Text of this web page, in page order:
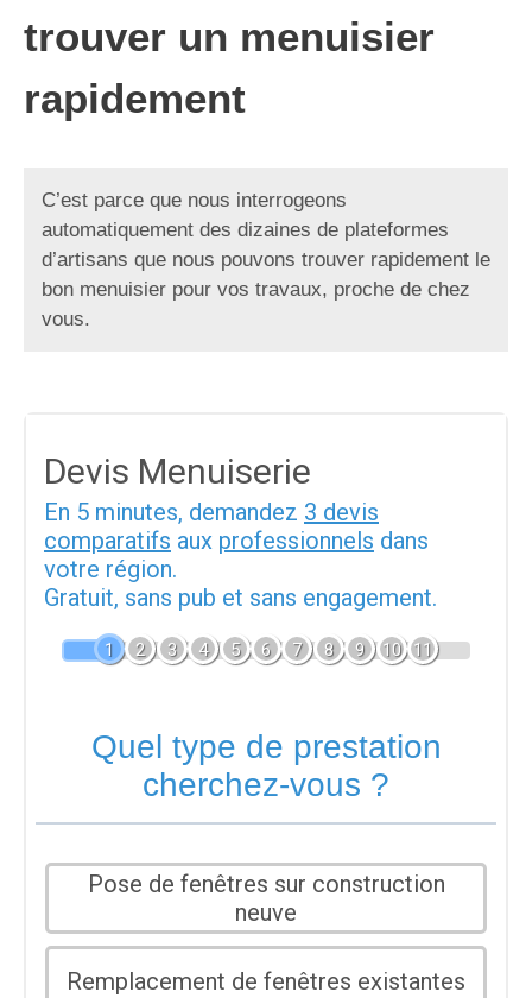
trouver un menuisier
rapidement
C’est parce que nous interrogeons
automatiquement des dizaines de plateformes
d’artisans que nous pouvons trouver rapidement le
bon menuisier pour vos travaux, proche de chez
vous.
Devis Menuiserie
En 5 minutes, demandez 3 devis
comparatifs aux professionnels dans
votre région.
Gratuit, sans pub et sans engagement.
1 2 3 4 5 6 7 8 9 10 11
Quel type de prestation
cherchez-vous ?
Pose de fenêtres sur construction
neuve
Remplacement de fenêtres existantes